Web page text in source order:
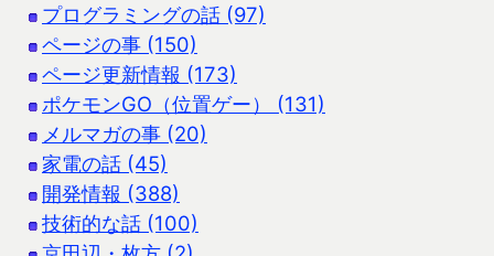
プログラミングの話 (97)
ページの事 (150)
ページ更新情報 (173)
ポケモンGO（位置ゲー） (131)
メルマガの事 (20)
家電の話 (45)
開発情報 (388)
技術的な話 (100)